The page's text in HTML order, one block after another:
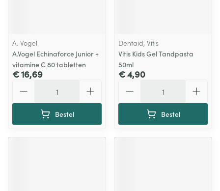
A. Vogel
A.Vogel Echinaforce Junior +
vitamine C 80 tabletten
€ 16,69
Bestel
Dentaid, Vitis
Vitis Kids Gel Tandpasta
50ml
€ 4,90
Bestel